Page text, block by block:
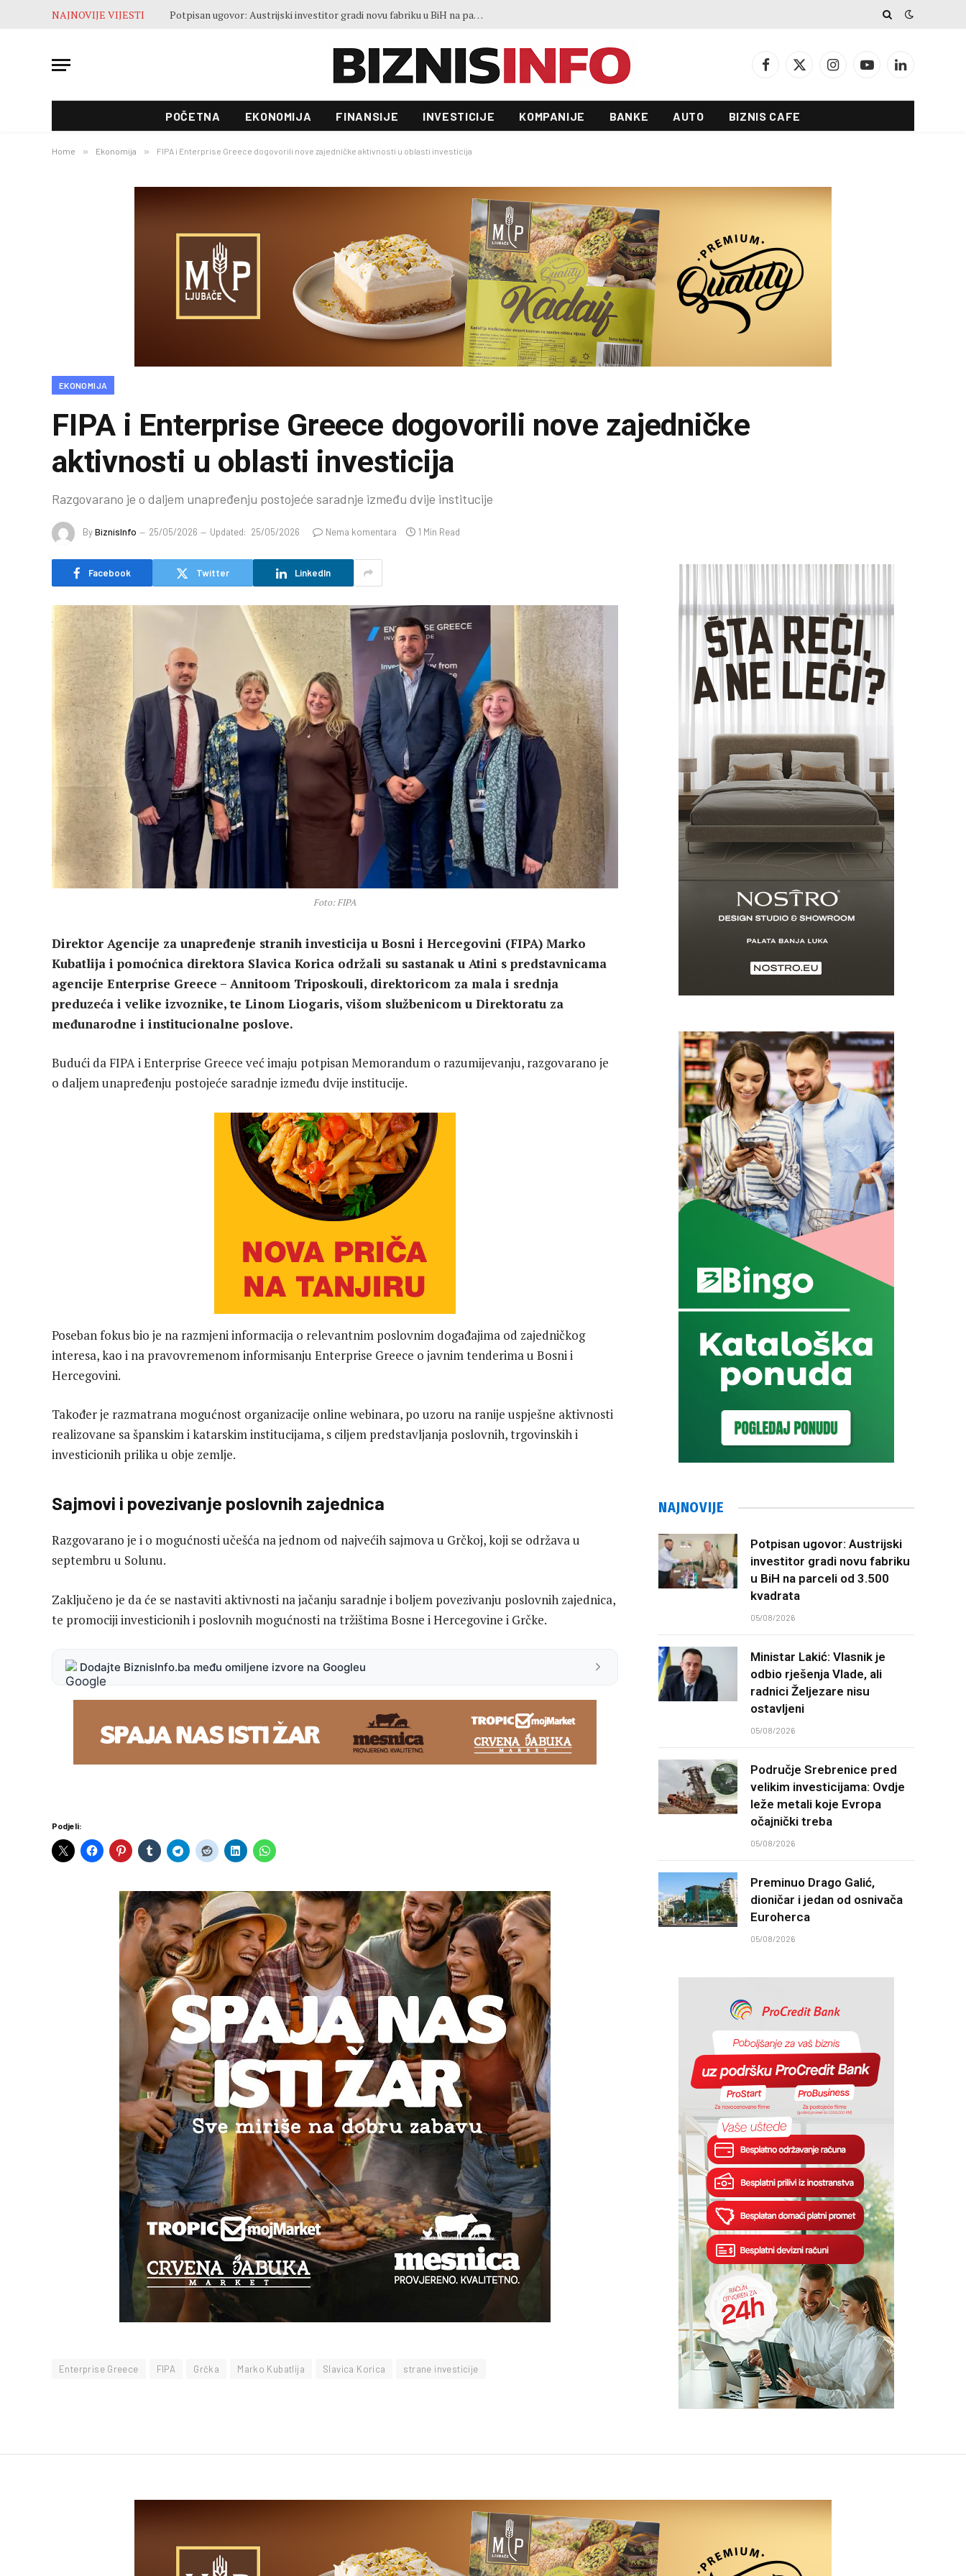
NAJNOVIJE VIJESTI Ministar Lakić: Vlasnik je odbio rješenja Vlade, ali radnici Željezare nisu ostavljeni
Facebook
X
InstagramYouTubeLinkedIn
POČETNA EKONOMIJA FINANSIJE INVESTICIJE KOMPANIJE BANKE AUTO BIZNIS CAFE
Home » Ekonomija » FIPA i Enterprise Greece dogovorili nove zajedničke aktivnosti u oblasti investicija
EKONOMIJA
FIPA i Enterprise Greece dogovorili nove zajedničke
aktivnosti u oblasti investicija
Razgovarano je o daljem unapređenju postojeće saradnje između dvije institucije
ByBiznisInfo 25/05/2026 Updated: 25/05/2026 Nema komentara 1 Min Read
Facebook Twitter LinkedIn
Foto: FIPA
Direktor Agencije za unapređenje stranih investicija u Bosni i Hercegovini (FIPA) Marko
Kubatlija i pomoćnica direktora Slavica Korica održali su sastanak u Atini s predstavnicama
agencije Enterprise Greece – Annitoom Triposkouli, direktoricom za mala i srednja
preduzeća i velike izvoznike, te Linom Liogaris, višom službenicom u Direktoratu za
međunarodne i institucionalne poslove.
Budući da FIPA i Enterprise Greece već imaju potpisan Memorandum o razumijevanju, razgovarano je
o daljem unapređenju postojeće saradnje između dvije institucije.
Poseban fokus bio je na razmjeni informacija o relevantnim poslovnim događajima od zajedničkog
interesa, kao i na pravovremenom informisanju Enterprise Greece o javnim tenderima u Bosni i
Hercegovini.
Također je razmatrana mogućnost organizacije online webinara, po uzoru na ranije uspješne aktivnosti
realizovane sa španskim i katarskim institucijama, s ciljem predstavljanja poslovnih, trgovinskih i
investicionih prilika u obje zemlje.
Sajmovi i povezivanje poslovnih zajednica
Razgovarano je i o mogućnosti učešća na jednom od najvećih sajmova u Grčkoj, koji se održava u
septembru u Solunu.
Zaključeno je da će se nastaviti aktivnosti na jačanju saradnje i boljem povezivanju poslovnih zajednica,
te promociji investicionih i poslovnih mogućnosti na tržištima Bosne i Hercegovine i Grčke.
Dodajte BiznisInfo.ba među omiljene izvore na Googleu
Podjeli:
Enterprise Greece FIPA Grčka Marko Kubatlija Slavica Korica strane investicije
NAJNOVIJE
Potpisan ugovor: Austrijski
investitor gradi novu fabriku
u BiH na parceli od 3.500
kvadrata
05/08/2026
Ministar Lakić: Vlasnik je
odbio rješenja Vlade, ali
radnici Željezare nisu
ostavljeni
05/08/2026
Područje Srebrenice pred
velikim investicijama: Ovdje
leže metali koje Evropa
očajnički treba
05/08/2026
Preminuo Drago Galić,
dioničar i jedan od osnivača
Euroherca
05/08/2026